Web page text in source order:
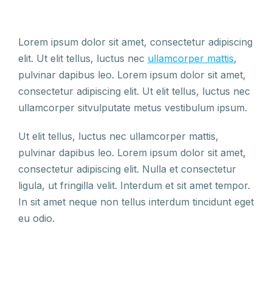
Lorem ipsum dolor sit amet, consectetur adipiscing
elit. Ut elit tellus, luctus nec ullamcorper mattis,
pulvinar dapibus leo. Lorem ipsum dolor sit amet,
consectetur adipiscing elit. Ut elit tellus, luctus nec
ullamcorper sitvulputate metus vestibulum ipsum.
Ut elit tellus, luctus nec ullamcorper mattis,
pulvinar dapibus leo. Lorem ipsum dolor sit amet,
consectetur adipiscing elit. Nulla et consectetur
ligula, ut fringilla velit. Interdum et sit amet tempor.
In sit amet neque non tellus interdum tincidunt eget
eu odio.